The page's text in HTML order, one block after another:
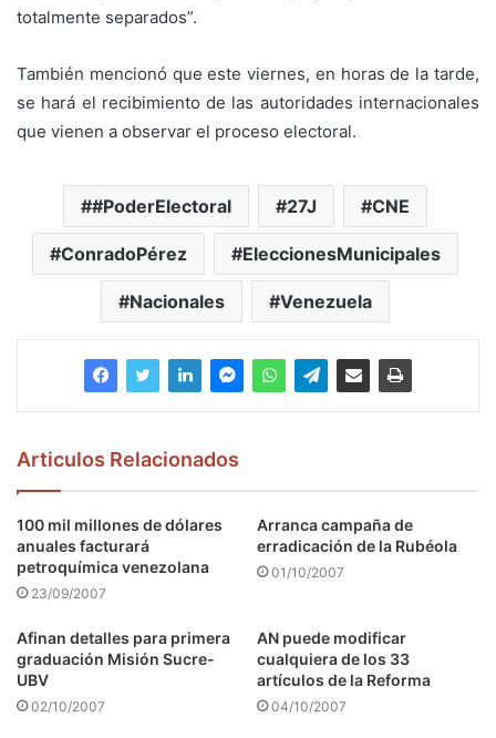
totalmente separados”.
También mencionó que este viernes, en horas de la tarde,
se hará el recibimiento de las autoridades internacionales
que vienen a observar el proceso electoral.
#PoderElectoral 27J CNE
ConradoPérez EleccionesMunicipales
Nacionales Venezuela
Articulos Relacionados
100 mil millones de dólares
anuales facturará
petroquímica venezolana
23/09/2007
Arranca campaña de
erradicación de la Rubéola
01/10/2007
Afinan detalles para primera
graduación Misión Sucre-
UBV
02/10/2007
AN puede modificar
cualquiera de los 33
artículos de la Reforma
04/10/2007